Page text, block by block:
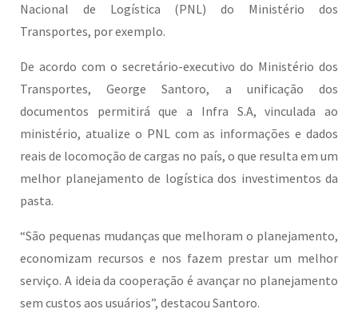
Nacional de Logística (PNL) do Ministério dos
Transportes, por exemplo.
De acordo com o secretário-executivo do Ministério dos
Transportes, George Santoro, a unificação dos
documentos permitirá que a Infra S.A, vinculada ao
ministério, atualize o PNL com as informações e dados
reais de locomoção de cargas no país, o que resulta em um
melhor planejamento de logística dos investimentos da
pasta.
“São pequenas mudanças que melhoram o planejamento,
economizam recursos e nos fazem prestar um melhor
serviço. A ideia da cooperação é avançar no planejamento
sem custos aos usuários”, destacou Santoro.